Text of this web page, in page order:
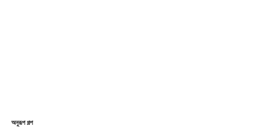
অনুরূপ গল্প